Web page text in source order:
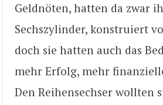
Geldnöten, hatten da zwar
Sechszylinder, konstruiert
doch sie hatten auch das
mehr Erfolg, mehr
Den Reihensechser wollten